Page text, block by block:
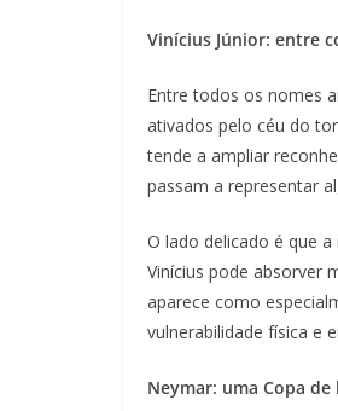
Vinícius Júnior: entre
Entre todos os nomes
ativados pelo céu do
tende a ampliar
passam a representar
O lado delicado é que
Vinícius pode absorver
aparece como
vulnerabilidade física e
Neymar: uma Copa de